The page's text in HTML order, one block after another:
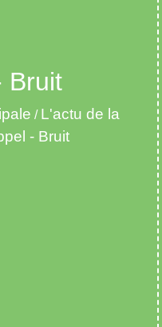
Bruit
/ L'actu de la
- Bruit